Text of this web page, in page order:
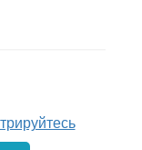
до 28